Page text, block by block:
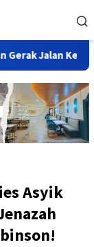
Setu
Asyik